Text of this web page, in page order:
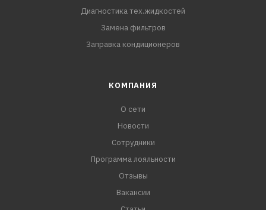
Диагностика тех.жидкостей
Замена фильтров
Заправка кондиционеров
КОМПАНИЯ
О сети
Новости
Сотрудники
Программа лояльности
Отзывы
Вакансии